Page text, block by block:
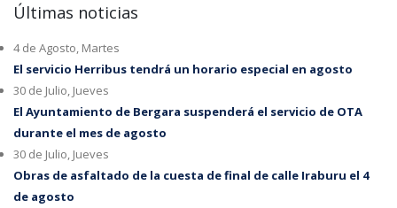
Últimas noticias
4 de Agosto, Martes
El servicio Herribus tendrá un horario especial en agosto
30 de Julio, Jueves
El Ayuntamiento de Bergara suspenderá el servicio de OTA
durante el mes de agosto
30 de Julio, Jueves
Obras de asfaltado de la cuesta de final de calle Iraburu el 4
de agosto